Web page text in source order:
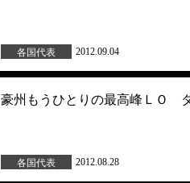
各国代表 2012.09.04
豪州もうひとりの最高峰ＬＯ
各国代表 2012.08.28